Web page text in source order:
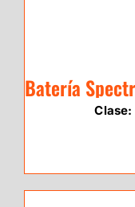
Clase: